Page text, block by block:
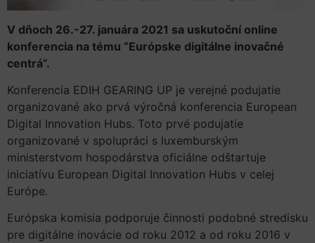
V dňoch 26.-27. januára 2021 sa uskutoční online
konferencia na tému “Európske digitálne inovačné
centrá”.
Konferencia EDIH GEARING UP je verejné podujatie
organizované ako prvá výročná konferencia European
Digital Innovation Hubs. Toto prvé podujatie
organizované v spolupráci s luxemburským
ministerstvom hospodárstva oficiálne odštartuje
iniciatívu European Digital Innovation Hubs v celej
Európe.
Európska komisia podporuje činnosti podobné stredisku
pre digitálne inovácie od roku 2012 a od roku 2016 v